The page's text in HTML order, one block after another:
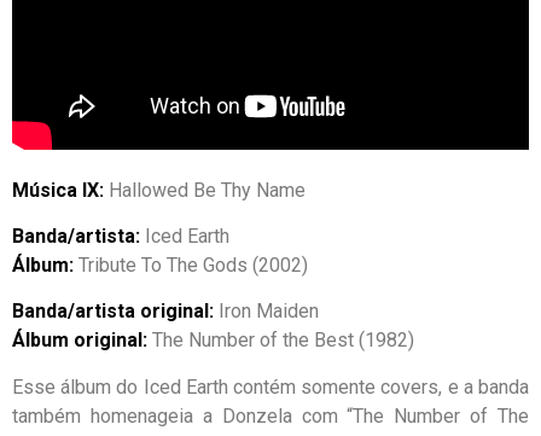
Música IX: Hallowed Be Thy Name
Banda/artista: Iced Earth
Álbum: Tribute To The Gods (2002)
Banda/artista original: Iron Maiden
Álbum original: The Number of the Best (1982)
Esse álbum do Iced Earth contém somente covers, e a banda
também homenageia a Donzela com “The Number of The